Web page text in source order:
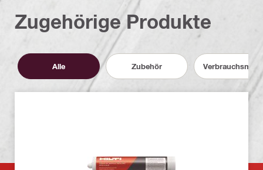
Zugehörige Produkte
Alle Zubehör